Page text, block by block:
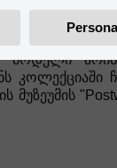
2
მოდელი
კოლექციაში